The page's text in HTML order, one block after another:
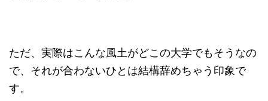
ただ、実際はこんな風土がどこの大学でもそうなの
で、それが合わないひとは結構辞めちゃう印象で
す。